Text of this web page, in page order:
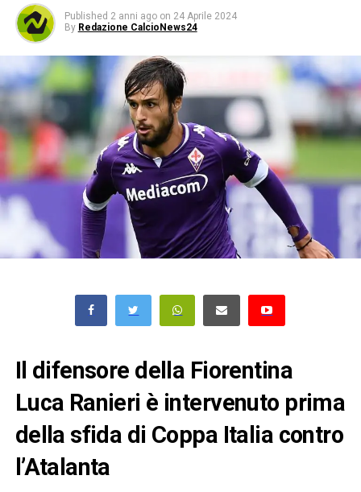
Published 2 anni ago on 24 Aprile 2024
By Redazione CalcioNews24
Il difensore della Fiorentina
Luca Ranieri è intervenuto prima
della sfida di Coppa Italia contro
l’Atalanta